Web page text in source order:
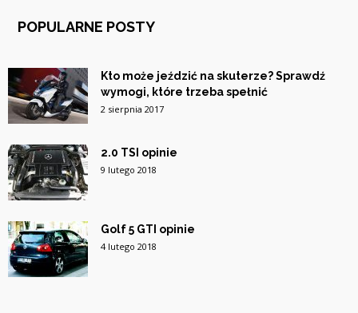
POPULARNE POSTY
Kto może jeździć na skuterze? Sprawdź
wymogi, które trzeba spełnić
2 sierpnia 2017
2.0 TSI opinie
9 lutego 2018
Golf 5 GTI opinie
4 lutego 2018